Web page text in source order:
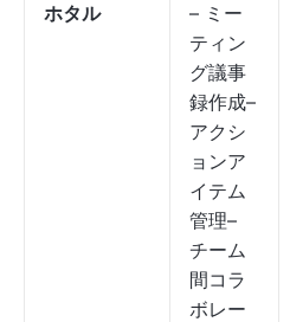
ホタル
– ミー
ティン
グ議事
録作成–
アクシ
ョンア
イテム
管理–
チーム
間コラ
ボレー